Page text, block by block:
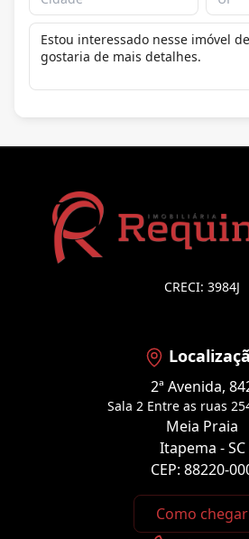
CRECI: 3984J
2ª Avenida,
Sala 2 Entre as ruas
Meia Praia
Itapema - SC
CEP: 88220-
Como chegar